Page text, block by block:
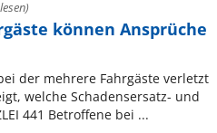
können Ansprüche
der mehrere Fahrgäste verletzt
welche Schadensersatz- und
441 Betroffene bei ...